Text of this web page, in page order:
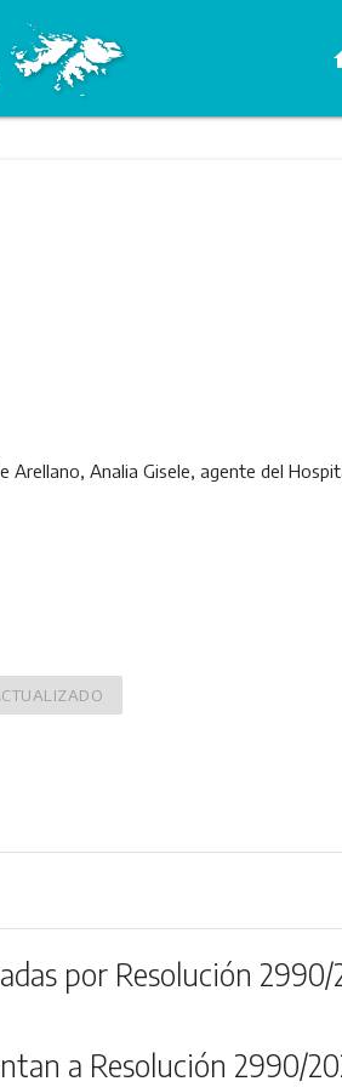
Analia Gisele, agente del
por Resolución 2990/
a Resolución 2990/